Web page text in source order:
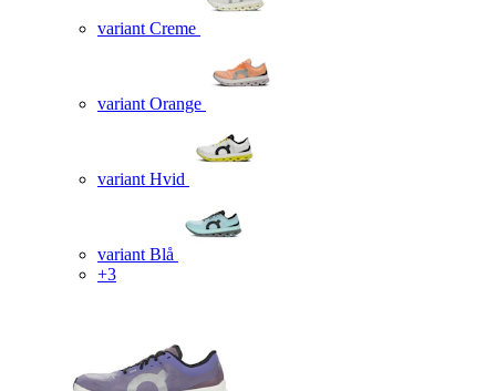
variant Creme
variant Orange
variant Hvid
variant Blå
+3